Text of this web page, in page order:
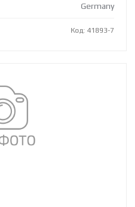
Germany
Код: 41893-7